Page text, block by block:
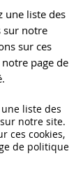
une liste des
sur notre
sur ces
page de
liste des
notre site.
ces cookies,
de politique